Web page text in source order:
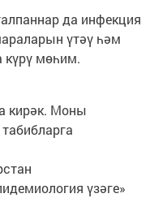
да инфекция
үтәү һәм
күрү мөһим.
кирәк. Моны
үзәге»